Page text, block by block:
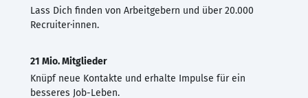
Lass Dich finden von Arbeitgebern und über 20.000
Recruiter·innen.
21 Mio. Mitglieder
Knüpf neue Kontakte und erhalte Impulse für ein
besseres Job-Leben.